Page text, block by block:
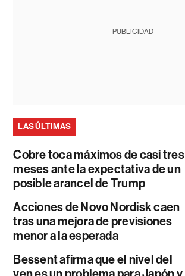
PUBLICIDAD
LAS ÚLTIMAS
Cobre toca máximos de casi tres
meses ante la expectativa de un
posible arancel de Trump
Acciones de Novo Nordisk caen
tras una mejora de previsiones
menor a la esperada
Bessent afirma que el nivel del